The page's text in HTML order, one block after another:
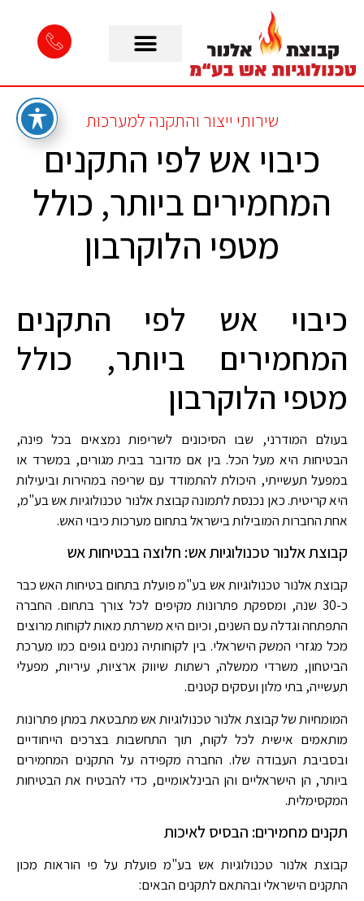
שירותי ייצור והתקנה למערכות
כיבוי אש לפי התקנים
המחמירים ביותר, כולל
מטפי הלוקרבון
כיבוי אש לפי התקנים
המחמירים ביותר, כולל
מטפי הלוקרבון
בעולם המודרני, שבו הסיכונים לשריפות נמצאים בכל פינה,
הבטיחות היא מעל הכל. בין אם מדובר בבית מגורים, במשרד או
במפעל תעשייתי, היכולת להתמודד עם שריפה במהירות וביעילות
היא קריטית. כאן נכנסת לתמונה קבוצת אלנור טכנולוגיות אש בע"מ,
אחת החברות המובילות בישראל בתחום מערכות כיבוי האש.
קבוצת אלנור טכנולוגיות אש: חלוצה בבטיחות אש
קבוצת אלנור טכנולוגיות אש בע"מ פועלת בתחום בטיחות האש כבר
כ-30 שנה, ומספקת פתרונות מקיפים לכל צורך בתחום. החברה
התפתחה וגדלה עם השנים, וכיום היא משרתת מאות לקוחות מרוצים
מכל מגזרי המשק הישראלי. בין לקוחותיה נמנים גופים כמו מערכת
הביטחון, משרדי ממשלה, רשתות שיווק ארציות, עיריות, מפעלי
תעשייה, בתי מלון ועסקים קטנים.
המומחיות של קבוצת אלנור טכנולוגיות אש מתבטאת במתן פתרונות
מותאמים אישית לכל לקוח, תוך התחשבות בצרכים הייחודיים
ובסביבת העבודה שלו. החברה מקפידה על התקנים המחמירים
ביותר, הן הישראליים והן הבינלאומיים, כדי להבטיח את הבטיחות
המקסימלית.
תקנים מחמירים: הבסיס לאיכות
קבוצת אלנור טכנולוגיות אש בע"מ פועלת על פי הוראות מכון
התקנים הישראלי ובהתאם לתקנים הבאים: